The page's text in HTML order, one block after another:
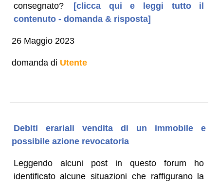
consegnato?
[clicca qui e leggi tutto il
contenuto - domanda & risposta]
26 Maggio 2023
domanda di Utente
Debiti erariali vendita di un immobile e
possibile azione revocatoria
Leggendo alcuni post in questo forum ho
identificato alcune situazioni che raffigurano la